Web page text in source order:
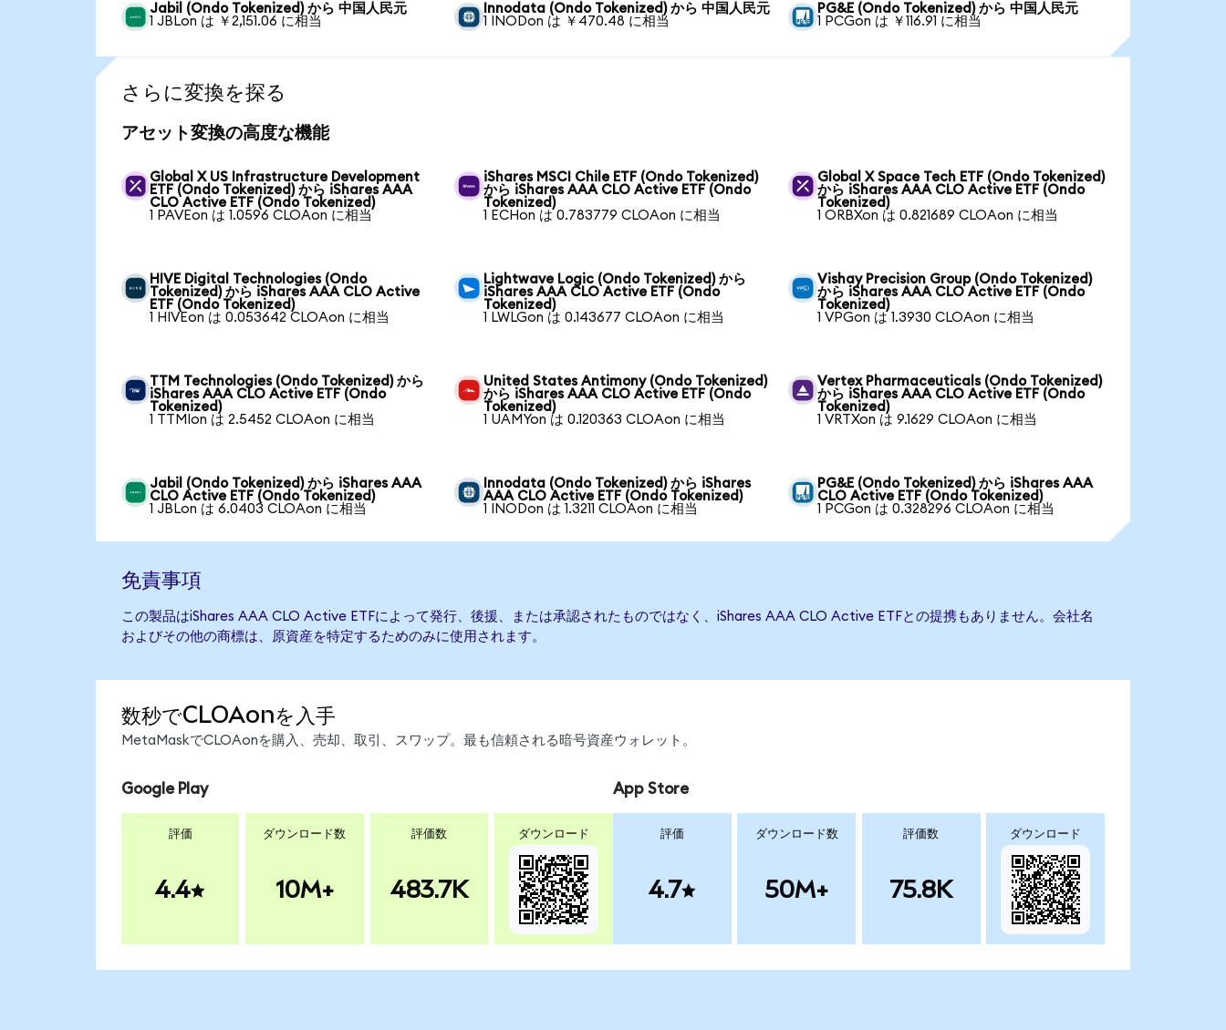
Jabil (Ondo Tokenized) から 中国人民元
1 JBLon は ￥2,151.06 に相当
Innodata (Ondo Tokenized) から 中国人民元
1 INODon は ￥470.48 に相当
PG&E (Ondo Tokenized) から 中国人民元
1 PCGon は ￥116.91 に相当
さらに変換を探る
アセット変換の高度な機能
Global X US Infrastructure Development
ETF (Ondo Tokenized) から iShares AAA
CLO Active ETF (Ondo Tokenized)
1 PAVEon は 1.0596 CLOAon に相当
iShares MSCI Chile ETF (Ondo Tokenized)
から iShares AAA CLO Active ETF (Ondo
Tokenized)
1 ECHon は 0.783779 CLOAon に相当
Global X Space Tech ETF (Ondo Tokenized)
から iShares AAA CLO Active ETF (Ondo
Tokenized)
1 ORBXon は 0.821689 CLOAon に相当
HIVE Digital Technologies (Ondo
Tokenized) から iShares AAA CLO Active
ETF (Ondo Tokenized)
1 HIVEon は 0.053642 CLOAon に相当
Lightwave Logic (Ondo Tokenized) から
iShares AAA CLO Active ETF (Ondo
Tokenized)
1 LWLGon は 0.143677 CLOAon に相当
Vishay Precision Group (Ondo Tokenized)
から iShares AAA CLO Active ETF (Ondo
Tokenized)
1 VPGon は 1.3930 CLOAon に相当
TTM Technologies (Ondo Tokenized) から
iShares AAA CLO Active ETF (Ondo
Tokenized)
1 TTMIon は 2.5452 CLOAon に相当
United States Antimony (Ondo Tokenized)
から iShares AAA CLO Active ETF (Ondo
Tokenized)
1 UAMYon は 0.120363 CLOAon に相当
Vertex Pharmaceuticals (Ondo Tokenized)
から iShares AAA CLO Active ETF (Ondo
Tokenized)
1 VRTXon は 9.1629 CLOAon に相当
Jabil (Ondo Tokenized) から iShares AAA
CLO Active ETF (Ondo Tokenized)
1 JBLon は 6.0403 CLOAon に相当
Innodata (Ondo Tokenized) から iShares
AAA CLO Active ETF (Ondo Tokenized)
1 INODon は 1.3211 CLOAon に相当
PG&E (Ondo Tokenized) から iShares AAA
CLO Active ETF (Ondo Tokenized)
1 PCGon は 0.328296 CLOAon に相当
免責事項
この製品はiShares AAA CLO Active ETFによって発行、後援、または承認されたものではなく、iShares AAA CLO Active ETFとの提携もありません。会社名
およびその他の商標は、原資産を特定するためのみに使用されます。
数秒でCLOAonを入手
MetaMaskでCLOAonを購入、売却、取引、スワップ。最も信頼される暗号資産ウォレット。
Google Play
評価
4.4
ダウンロード数
10M+
評価数
483.7K
ダウンロード
App Store
評価
4.7
ダウンロード数
50M+
評価数
75.8K
ダウンロード